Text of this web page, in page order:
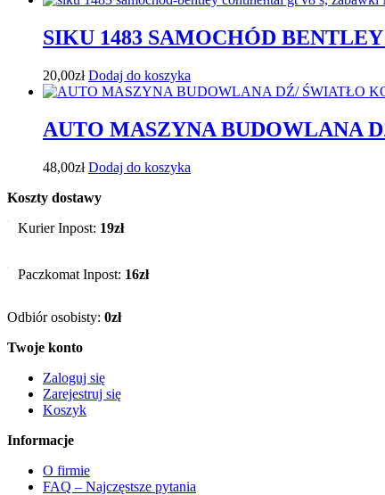
SIKU 1483 SAMOCHÓD
20,00zł Dodaj do koszyka
AUTO MASZYNA BUDOWLANA
48,00zł Dodaj do koszyka
Koszty dostawy
Kurier Inpost: 19zł
Paczkomat Inpost: 16zł
Odbiór osobisty: 0zł
Twoje konto
Zaloguj się
Zarejestruj się
Koszyk
Informacje
O firmie
FAQ – Najczęstsze pytania